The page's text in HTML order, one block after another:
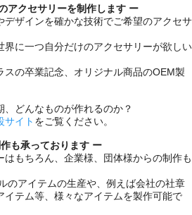
アクセサリーを制作します ー
デザインを確かな技術でご希望のアクセサ
界に一つ自分だけのアクセサリーが欲しい
の卒業記念、オリジナル商品のOEM製
どんなものが作れるのか？
サイト をご覧ください。
も承っております ー
もちろん、企業様、団体様からの制作も
のアイテムの生産や、例えば会社の社章
イテム等、様々なアイテムを製作可能で